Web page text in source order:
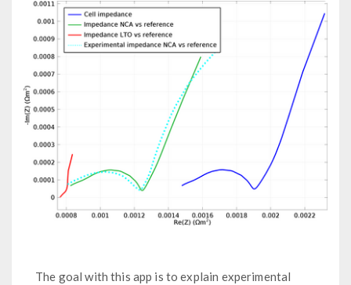
The goal with this app is to explain experimental